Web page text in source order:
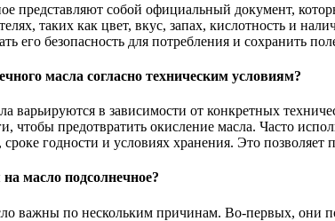
представляют собой официальный документ,
таких как цвет, вкус, запах, кислотность и
его безопасность для потребления и сохранить
масла согласно техническим условиям?
варьируются в зависимости от конкретных
предотвратить окисление масла. Часто
годности и условиях хранения. Это
масло подсолнечное?
важны по нескольким причинам. Во-первых, они